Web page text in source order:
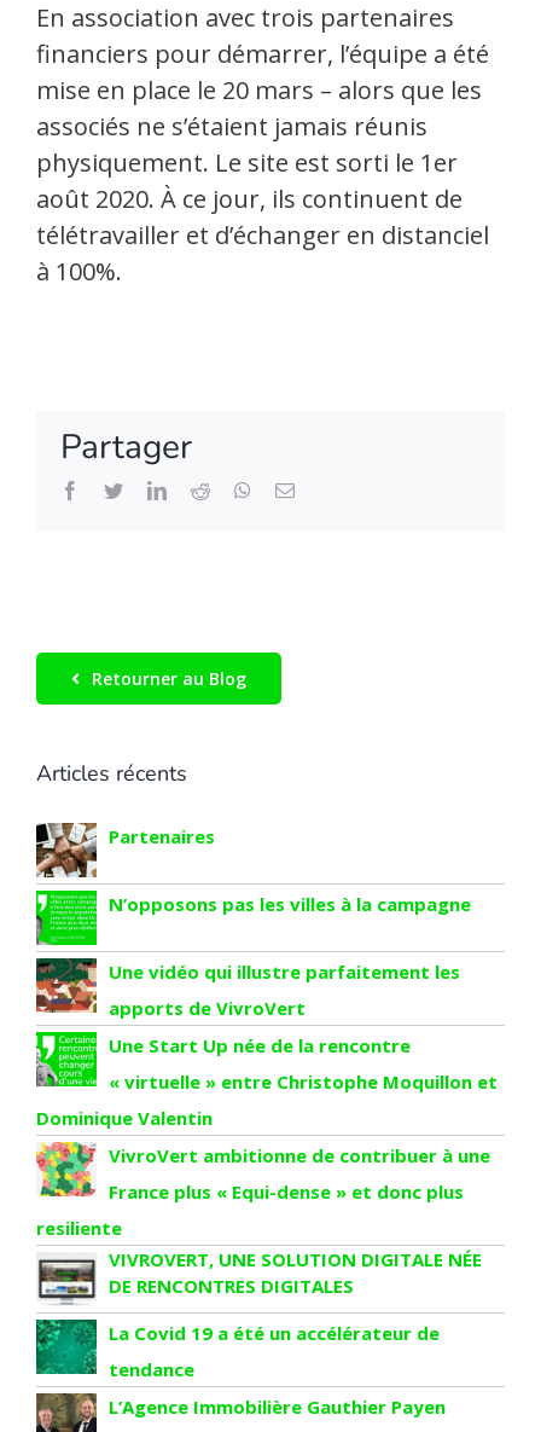
En association avec trois partenaires
financiers pour démarrer, l’équipe a été
mise en place le 20 mars – alors que les
associés ne s’étaient jamais réunis
physiquement. Le site est sorti le 1er
août 2020. À ce jour, ils continuent de
télétravailler et d’échanger en distanciel
à 100%.
Partager
Facebook
TwitterLinkedIn
Reddit WhatsApp
Email
Retourner au Blog
Articles récents
Partenaires
N’opposons pas les villes à la campagne
Une vidéo qui illustre parfaitement les
apports de VivroVert
Une Start Up née de la rencontre
« virtuelle » entre Christophe Moquillon et
Dominique Valentin
VivroVert ambitionne de contribuer à une
France plus « Equi-dense » et donc plus
resiliente
VIVROVERT, UNE SOLUTION DIGITALE NÉE
DE RENCONTRES DIGITALES
La Covid 19 a été un accélérateur de
tendance
L’Agence Immobilière Gauthier Payen